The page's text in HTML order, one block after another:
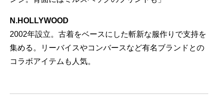
N.HOLLYWOOD
2002年設立。古着をベースにした斬新な服作りで支持を
集める。リーバイスやコンバースなど有名ブランドとの
コラボアイテムも人気。